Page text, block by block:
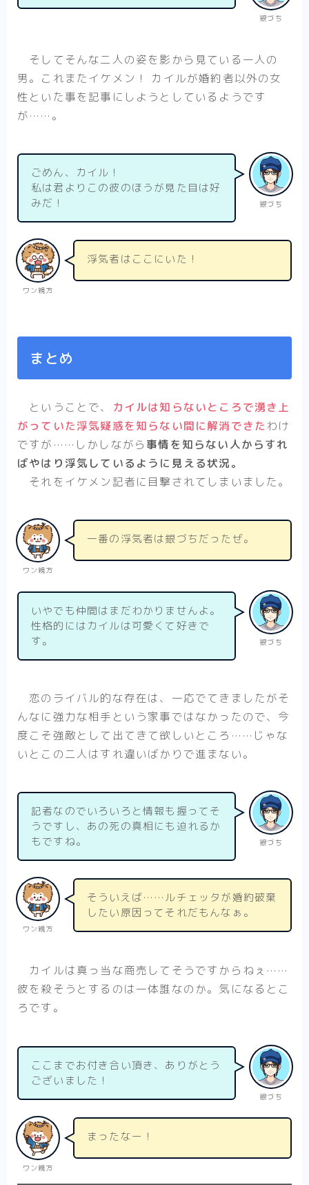
銀づち
そしてそんな二人の姿を影から見ている一人の
男。これまたイケメン！ カイルが婚約者以外の女
性といた事を記事にしようとしているようです
が……。
銀づち
ごめん、カイル！
私は君よりこの彼のほうが見た目は好
みだ！
ワン親方
浮気者はここにいた！
まとめ
ということで、
カイルは知らないところで湧き上
がっていた浮気疑惑を知らない間に解消できたわけ
ですが……しかしながら 事情を知らない人からすれ
ばやはり浮気しているように見える状況。
それをイケメン記者に目撃されてしまいました。
ワン親方
一番の浮気者は銀づちだったぜ。
銀づち
いやでも仲間はまだわかりませんよ。
性格的にはカイルは可愛くて好きで
す。
恋のライバル的な存在は、一応でてきましたがそ
んなに強力な相手という家事ではなかったので、今
度こそ強敵として出てきて欲しいところ……じゃな
いとこの二人はすれ違いばかりで進まない。
銀づち
記者なのでいろいろと情報も握ってそ
うですし、あの死の真相にも迫れるか
もですね。
ワン親方
そういえば……ルチェッタが婚約破棄
したい原因ってそれだもんなぁ。
カイルは真っ当な商売してそうですからねぇ……
彼を殺そうとするのは一体誰なのか。気になるとこ
ろです。
銀づち
ここまでお付き合い頂き、ありがとう
ございました！
ワン親方
まったなー！